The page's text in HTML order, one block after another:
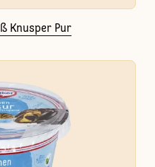
Knusper Pur